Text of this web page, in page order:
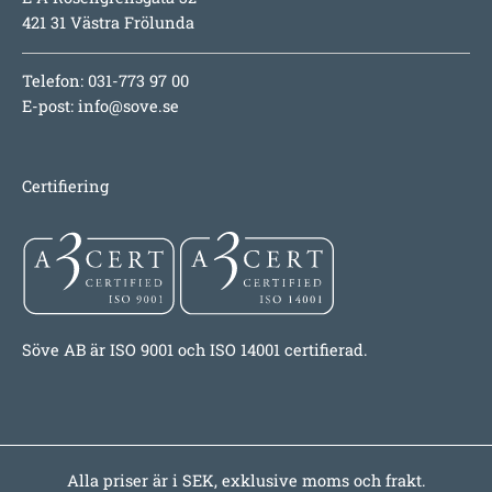
421 31 Västra Frölunda
Telefon: 031-773 97 00
E-post: info@sove.se
Certifiering
Söve AB är ISO 9001 och ISO 14001 certifierad.
Alla priser är i SEK, exklusive moms och frakt.